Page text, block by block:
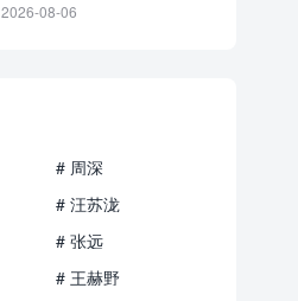
2026-08-06
# 周深
# 汪苏泷
# 张远
# 王赫野